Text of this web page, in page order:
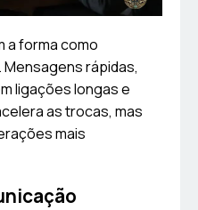
a forma como
Mensagens rápidas,
ligações longas e
as trocas, mas
mais